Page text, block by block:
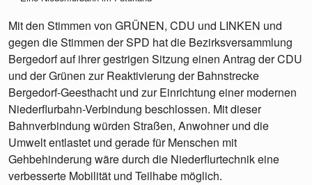
Mit den Stimmen von GRÜNEN, CDU und LINKEN und
gegen die Stimmen der SPD hat die Bezirksversammlung
Bergedorf auf ihrer gestrigen Sitzung einen Antrag der CDU
und der Grünen zur Reaktivierung der Bahnstrecke
Bergedorf-Geesthacht und zur Einrichtung einer modernen
Niederflurbahn-Verbindung beschlossen. Mit dieser
Bahnverbindung würden Straßen, Anwohner und die
Umwelt entlastet und gerade für Menschen mit
Gehbehinderung wäre durch die Niederflurtechnik eine
verbesserte Mobilität und Teilhabe möglich.